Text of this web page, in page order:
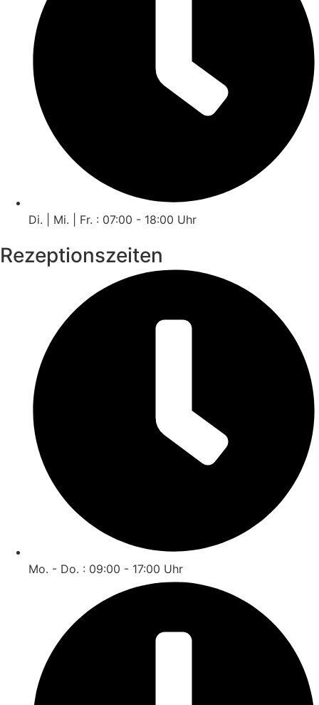
Di. | Mi. | Fr. : 07:00 - 18:00 Uhr
Rezeptionszeiten
Mo. - Do. : 09:00 - 17:00 Uhr